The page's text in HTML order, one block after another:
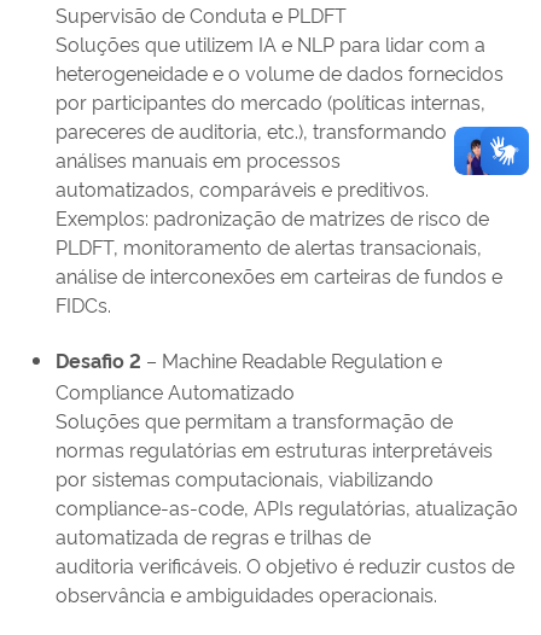
Supervisão de Conduta e PLDFT
Soluções que utilizem IA e NLP para lidar com a
heterogeneidade e o volume de dados fornecidos
por participantes do mercado (políticas internas,
pareceres de auditoria, etc.), transformando
análises manuais em processos
automatizados, comparáveis e preditivos.
Exemplos: padronização de matrizes de risco de
PLDFT, monitoramento de alertas transacionais,
análise de interconexões em carteiras de fundos e
FIDCs.
Desafio 2 – Machine Readable Regulation e
Compliance Automatizado
Soluções que permitam a transformação de
normas regulatórias em estruturas interpretáveis
por sistemas computacionais, viabilizando
compliance-as-code, APIs regulatórias, atualização
automatizada de regras e trilhas de
auditoria verificáveis. O objetivo é reduzir custos de
observância e ambiguidades operacionais.